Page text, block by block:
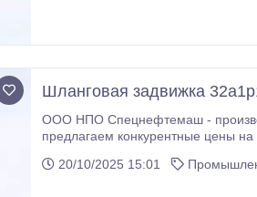
Шланговая задвижка
ООО НПО Спецнефтемаш -
предлагаем конкурентные цены
доставим в любой регион России и
20/10/2025 15:01